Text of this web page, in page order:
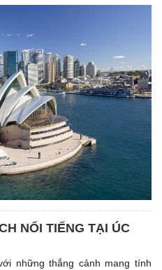
NỔI TIẾNG TẠI ÚC
những thắng cảnh mang tính